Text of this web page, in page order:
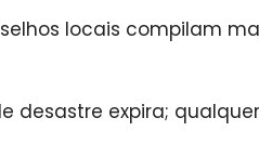
locais compilam
desastre expira;